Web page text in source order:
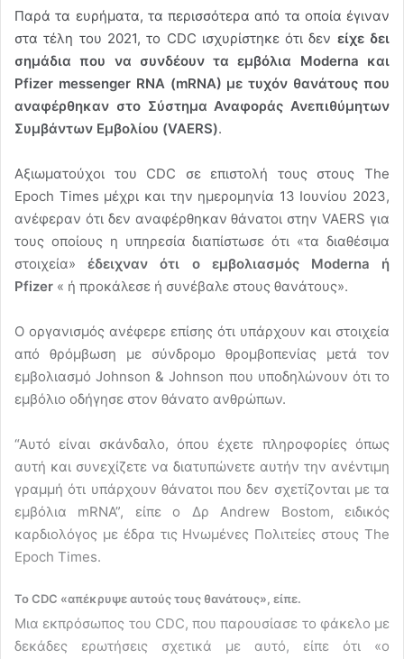
Παρά τα ευρήματα, τα περισσότερα από τα οποία έγιναν
στα τέλη του 2021, το CDC ισχυρίστηκε ότι δεν είχε δει
σημάδια που να συνδέουν τα εμβόλια Moderna και
Pfizer messenger RNA (mRNA) με τυχόν θανάτους που
αναφέρθηκαν στο Σύστημα Αναφοράς Ανεπιθύμητων
Συμβάντων Εμβολίου (VAERS).
Αξιωματούχοι του CDC σε επιστολή τους στους The
Epoch Times μέχρι και την ημερομηνία 13 Ιουνίου 2023,
ανέφεραν ότι δεν αναφέρθηκαν θάνατοι στην VAERS για
τους οποίους η υπηρεσία διαπίστωσε ότι «τα διαθέσιμα
στοιχεία»έδειχναν ότι ο εμβολιασμός Moderna ή
Pfizer « ή προκάλεσε ή συνέβαλε στους θανάτους».
Ο οργανισμός ανέφερε επίσης ότι υπάρχουν και στοιχεία
από θρόμβωση με σύνδρομο θρομβοπενίας μετά τον
εμβολιασμό Johnson & Johnson που υποδηλώνουν ότι το
εμβόλιο οδήγησε στον θάνατο ανθρώπων.
“Αυτό είναι σκάνδαλο, όπου έχετε πληροφορίες όπως
αυτή και συνεχίζετε να διατυπώνετε αυτήν την ανέντιμη
γραμμή ότι υπάρχουν θάνατοι που δεν σχετίζονται με τα
εμβόλια mRNA”, είπε ο Δρ Andrew Bostom, ειδικός
καρδιολόγος με έδρα τις Ηνωμένες Πολιτείες στους The
Epoch Times.
Το CDC «απέκρυψε αυτούς τους θανάτους», είπε.
Μια εκπρόσωπος του CDC, που παρουσίασε το φάκελο με
δεκάδες ερωτήσεις σχετικά με αυτό, είπε ότι «ο